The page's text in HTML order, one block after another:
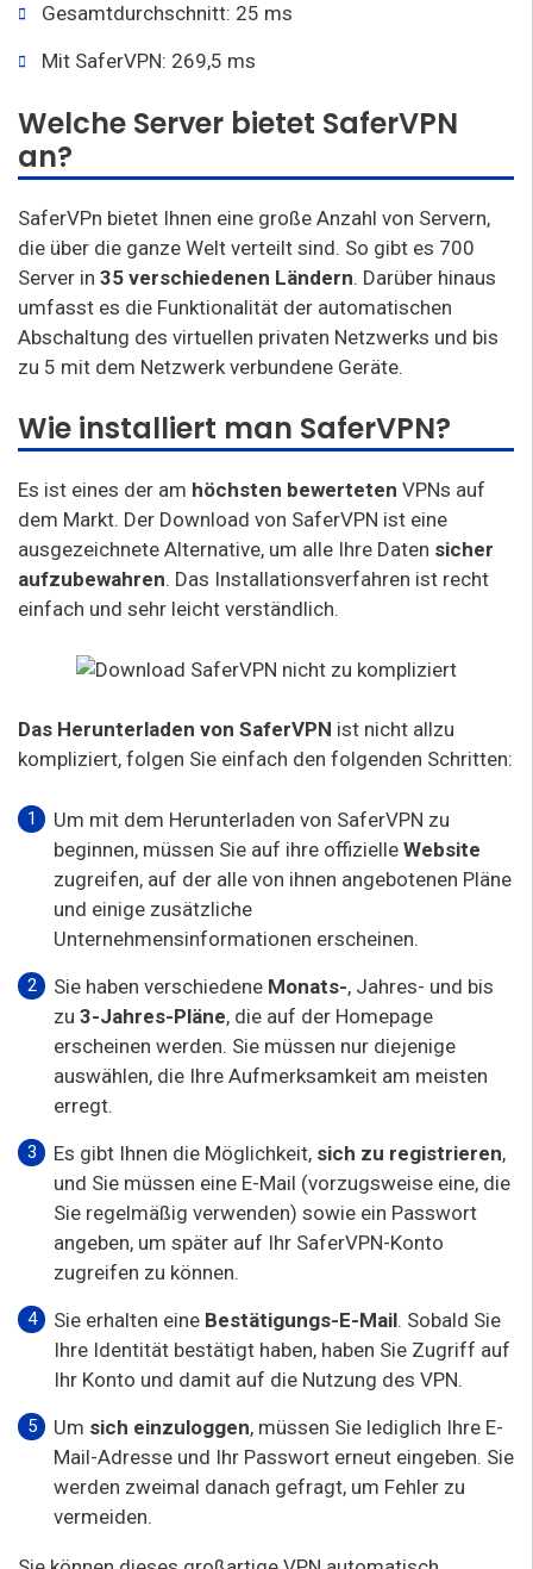
Gesamtdurchschnitt: 25 ms
Mit SaferVPN: 269,5 ms
Welche Server bietet SaferVPN
an?
SaferVPn bietet Ihnen eine große Anzahl von Servern,
die über die ganze Welt verteilt sind. So gibt es 700
Server in 35 verschiedenen Ländern. Darüber hinaus
umfasst es die Funktionalität der automatischen
Abschaltung des virtuellen privaten Netzwerks und bis
zu 5 mit dem Netzwerk verbundene Geräte.
Wie installiert man SaferVPN?
Es ist eines der am höchsten bewerteten VPNs auf
dem Markt. Der Download von SaferVPN ist eine
ausgezeichnete Alternative, um alle Ihre Daten sicher
aufzubewahren. Das Installationsverfahren ist recht
einfach und sehr leicht verständlich.
Das Herunterladen von SaferVPN ist nicht allzu
kompliziert, folgen Sie einfach den folgenden Schritten:
Um mit dem Herunterladen von SaferVPN zu
beginnen, müssen Sie auf ihre offizielle Website
zugreifen, auf der alle von ihnen angebotenen Pläne
und einige zusätzliche
Unternehmensinformationen erscheinen.
Sie haben verschiedene Monats-, Jahres- und bis
zu 3-Jahres-Pläne, die auf der Homepage
erscheinen werden. Sie müssen nur diejenige
auswählen, die Ihre Aufmerksamkeit am meisten
erregt.
Es gibt Ihnen die Möglichkeit, sich zu registrieren,
und Sie müssen eine E-Mail (vorzugsweise eine, die
Sie regelmäßig verwenden) sowie ein Passwort
angeben, um später auf Ihr SaferVPN-Konto
zugreifen zu können.
Sie erhalten eine Bestätigungs-E-Mail. Sobald Sie
Ihre Identität bestätigt haben, haben Sie Zugriff auf
Ihr Konto und damit auf die Nutzung des VPN.
Um sich einzuloggen, müssen Sie lediglich Ihre E-
Mail-Adresse und Ihr Passwort erneut eingeben. Sie
werden zweimal danach gefragt, um Fehler zu
vermeiden.